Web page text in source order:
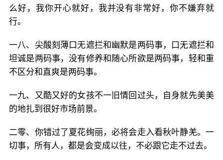
么好，我你开心就好，我并没有非常好，你不嫌弃就
行。
一八、尖酸刻薄口无遮拦和幽默是两码事，口无遮拦和
坦诚是两码事，没有修养和随心所欲是两码事，轻和重
不区分和直爽是两码事。
一九、又酷又好的女孩不一旧情回过头，自身就先美美
的地扎到很好市场前景。
二零、你错过了夏花绚丽，必将会走入看秋叶静羌。一
切事，所有人，都是会变成以往，不必跟它走不过去。